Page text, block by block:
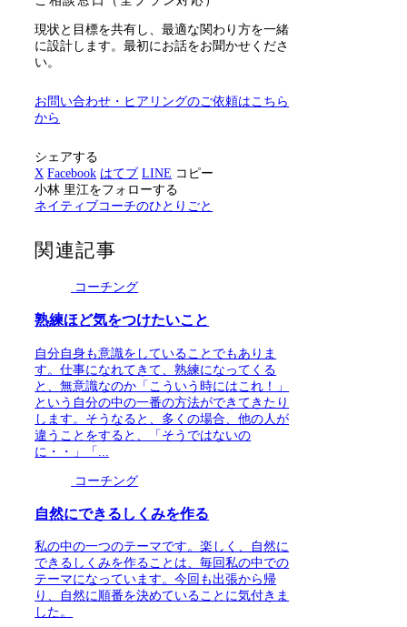
現状と目標を共有し、最適な関わり方を一緒
に設計します。最初にお話をお聞かせくださ
い。
お問い合わせ・ヒアリングのご依頼はこちら
から
シェアする
X Facebook はてブ LINE コピー
小林 里江をフォローする
ネイティブコーチのひとりごと
関連記事
コーチング
熟練ほど気をつけたいこと
自分自身も意識をしていることでもありま
す。仕事になれてきて、熟練になってくる
と、無意識なのか「こういう時にはこれ！」
という自分の中の一番の方法ができてきたり
します。そうなると、多くの場合、他の人が
違うことをすると、「そうではないの
に・・」「...
コーチング
自然にできるしくみを作る
私の中の一つのテーマです。楽しく、自然に
できるしくみを作ることは、毎回私の中での
テーマになっています。今回も出張から帰
り、自然に順番を決めていることに気付きま
した。